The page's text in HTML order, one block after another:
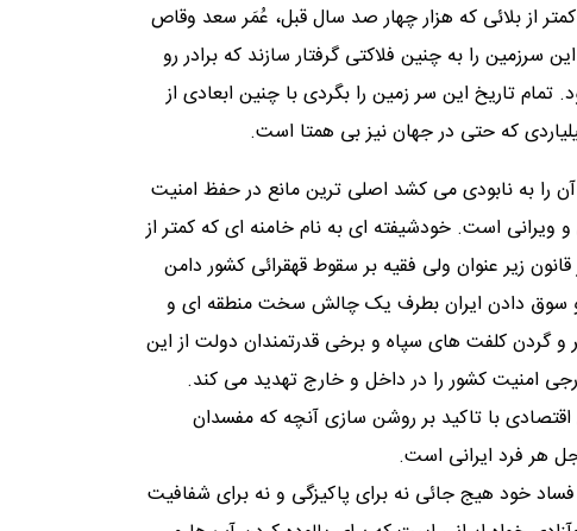
از بلائی که هزار چهار صد سال قبل، عُمَر سعد وقاص
سرزمین را به چنین فلاکتی گرفتار سازند که برادر رو
تاریخ این سر زمین را بگردی با چنین ابعادی از
که حتی در جهان نیز بی همتا است.
را به نابودی می کشد اصلی ترین مانع در حفظ امنیت
است. خودشیفته ای به نام خامنه ای که کمتر از
زیر عنوان ولی فقیه بر سقوط قهقرائی کشور دامن
و سوق دادن ایران بطرف یک چالش سخت منطقه ای و
کلفت های سپاه و برخی قدرتمندان دولت از این
امنیت کشور را در داخل و خارج تهدید می کند.
با تاکید بر روشن سازی آنچه که مفسدان
هر فرد ایرانی است.
خود هیج جائی نه برای پاکیزگی و نه برای شفافیت